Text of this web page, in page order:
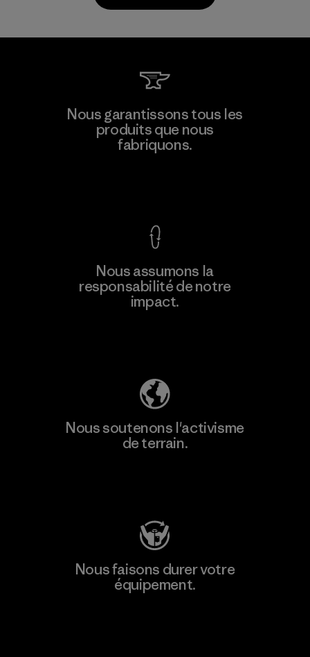
plus
Shinwon Ebenezer Hanoi
Nous garantissons tous les
produits que nous
fabriquons.
Nous assumons la
responsabilité de notre
impact.
Nous soutenons l'activisme
de terrain.
Nous faisons durer votre
équipement.